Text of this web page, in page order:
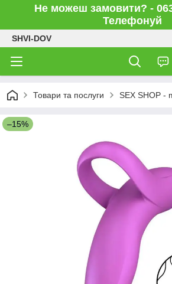
Не можеш замовити? -
Телефонуй
SHVI-DOV
Товари та послуги SEX SHOP -
–15%